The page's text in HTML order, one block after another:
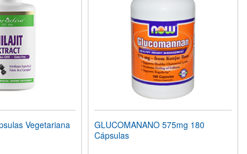
Vegetariana
GLUCOMANANO 575mg 180
Cápsulas